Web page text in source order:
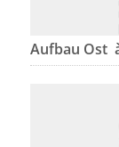
Aufbau Ost